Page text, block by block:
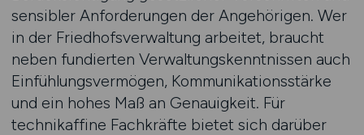
sensibler Anforderungen der Angehörigen. Wer
in der Friedhofsverwaltung arbeitet, braucht
neben fundierten Verwaltungskenntnissen auch
Einfühlungsvermögen, Kommunikationsstärke
und ein hohes Maß an Genauigkeit. Für
technikaffine Fachkräfte bietet sich darüber